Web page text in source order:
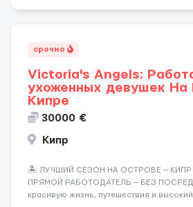
срочно
Victoria's Angels:
ухоженных девушек На
Кипре
30000 €
Кипр
🏝️ ЛУЧШИЙ СЕЗОН НА ОСТРОВЕ — КИПР
ПРЯМОЙ РАБОТОДАТЕЛЬ — БЕЗ
красивую жизнь, путешествия и